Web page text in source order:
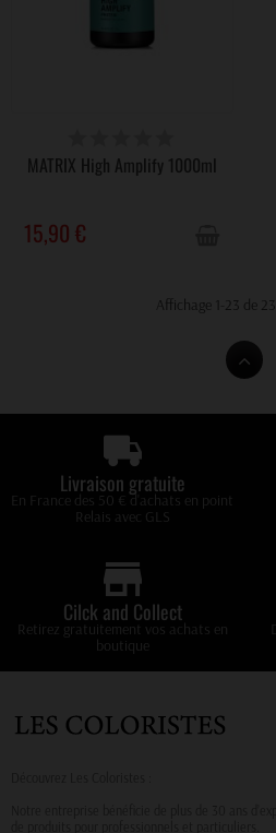
MATRIX High Amplify 1000ml
15,90 €
Affichage 1-23 de
Livraison gratuite
En France des 50 € d'achats en point
Relais avec GLS
Cilck and Collect
Retirez gratuitement vos achats en
boutique